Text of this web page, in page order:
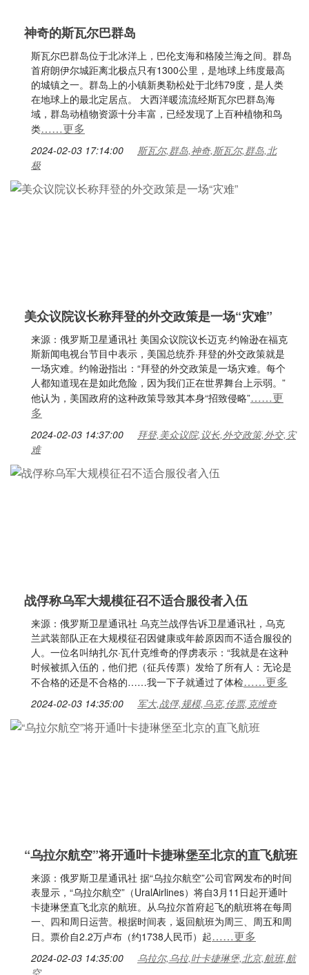
神奇的斯瓦尔巴群岛
斯瓦尔巴群岛位于北冰洋上，巴伦支海和格陵兰海之间。群岛
首府朗伊尔城距离北极点只有1300公里，是地球上纬度最高
的城镇之一。群岛上的小镇新奥勒松处于北纬79度，是人类
在地球上的最北定居点。 大西洋暖流流经斯瓦尔巴群岛海
域，群岛动植物资源十分丰富，已经发现了上百种植物和鸟
类……更多
2024-02-03 17:14:00
斯瓦尔,群岛,神奇,斯瓦尔,群岛,北
极
美众议院议长称拜登的外交政策是一场“灾难”
来源：俄罗斯卫星通讯社 美国众议院议长迈克·约翰逊在福克
斯新闻电视台节目中表示，美国总统乔·拜登的外交政策就是
一场灾难。约翰逊指出：“拜登的外交政策是一场灾难。每个
人都知道现在是如此危险，因为我们正在世界舞台上示弱。”
他认为，美国政府的这种政策导致其本身“招致侵略”……更
多
2024-02-03 14:37:00
拜登,美众议院,议长,外交政策,外交,灾
难
战俘称乌军大规模征召不适合服役者入伍
来源：俄罗斯卫星通讯社 乌克兰战俘告诉卫星通讯社，乌克
兰武装部队正在大规模征召因健康或年龄原因而不适合服役的
人。一位名叫纳扎尔·瓦什克维奇的俘虏表示：“我就是在这种
时候被抓入伍的，他们把（征兵传票）发给了所有人：无论是
不合格的还是不合格的……我一下子就通过了体检……更多
2024-02-03 14:35:00 军大,战俘,规模,乌克,传票,克维奇
“乌拉尔航空”将开通叶卡捷琳堡至北京的直飞航班
来源：俄罗斯卫星通讯社 据“乌拉尔航空”公司官网发布的时间
表显示，“乌拉尔航空”（UralAirlines）将自3月11日起开通叶
卡捷琳堡直飞北京的航班。从乌拉尔首府起飞的航班将在每周
一、四和周日运营。根据时间表，返回航班为周三、周五和周
日。票价自2.2万卢布（约1738人民币）起……更多
2024-02-03 14:35:00
乌拉尔,乌拉,叶卡捷琳堡,北京,航班,航
空